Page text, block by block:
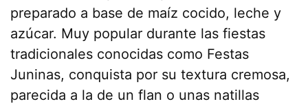
preparado a base de maíz cocido, leche y
azúcar. Muy popular durante las fiestas
tradicionales conocidas como Festas
Juninas, conquista por su textura cremosa,
parecida a la de un flan o unas natillas